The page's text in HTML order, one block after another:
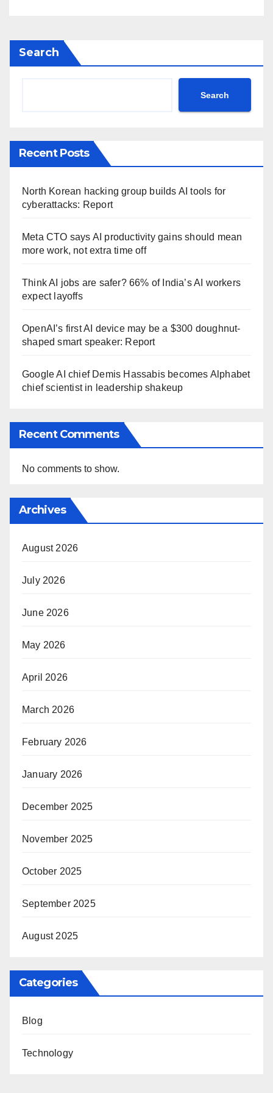
Search
Search
Recent Posts
North Korean hacking group builds AI tools for
cyberattacks: Report
Meta CTO says AI productivity gains should mean
more work, not extra time off
Think AI jobs are safer? 66% of India’s AI workers
expect layoffs
OpenAI’s first AI device may be a $300 doughnut-
shaped smart speaker: Report
Google AI chief Demis Hassabis becomes Alphabet
chief scientist in leadership shakeup
Recent Comments
No comments to show.
Archives
August 2026
July 2026
June 2026
May 2026
April 2026
March 2026
February 2026
January 2026
December 2025
November 2025
October 2025
September 2025
August 2025
Categories
Blog
Technology